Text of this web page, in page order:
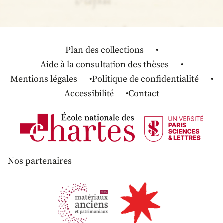
Plan des collections
Aide à la consultation des thèses
Mentions légales
Politique de confidentialité
Accessibilité
Contact
Nos partenaires